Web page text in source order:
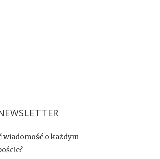
wiadomość o każdym